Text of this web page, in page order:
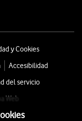
y Cookies
Accesibilidad
del servicio
Web